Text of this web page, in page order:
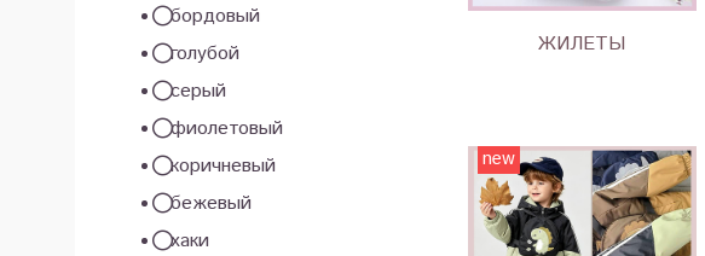
ЖИЛЕТЫ
new
бордовый
голубой
серый
фиолетовый
коричневый
бежевый
хаки